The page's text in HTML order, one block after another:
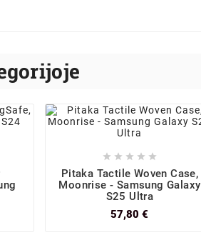
    
Pitaka Tactile Woven Case,
Moonrise - Samsung Galaxy
S25 Ultra
57,80 €